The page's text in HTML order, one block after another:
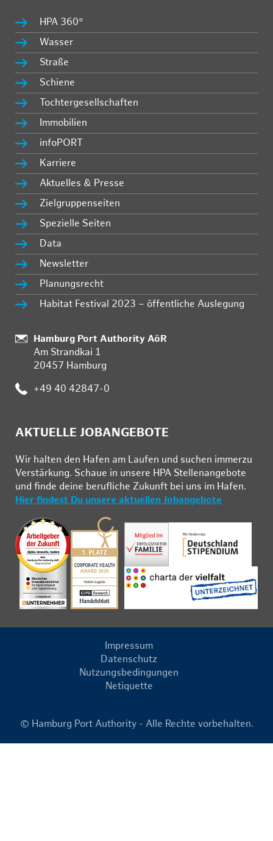
HPA 360°
Wasser
Straße
Schiene
Tochtergesellschaften
Immobilien
infoPORT
Karriere
Aktuelles & Presse
Zielgruppenseiten
Spezielle Seiten
Data
Newsletter
Planungsrecht
Habitat Festival 2023 – öffentliche Auslegung
:
Hamburg Port Authority AöR
Am Strandkai 1
20457 Hamburg
: +49 40 42847-0
AKTUELLE JOBANGEBOTE
Wir hal­ten den Ha­fen am Lau­fen und su­chen im­mer­zu
Ver­stär­kung. Schau­e in un­se­re HPA Stel­len­an­ge­bo­te
und fin­de deine be­ruf­li­che Zu­kunft bei uns im Ha­fen.
Hier findest Du unsere aktuellen Jobangebote
Impressum
Datenschutz
Nutzungsbedingungen
Netiquette
© Hamburg Port Authority - Alle Rechte vorbehalten.